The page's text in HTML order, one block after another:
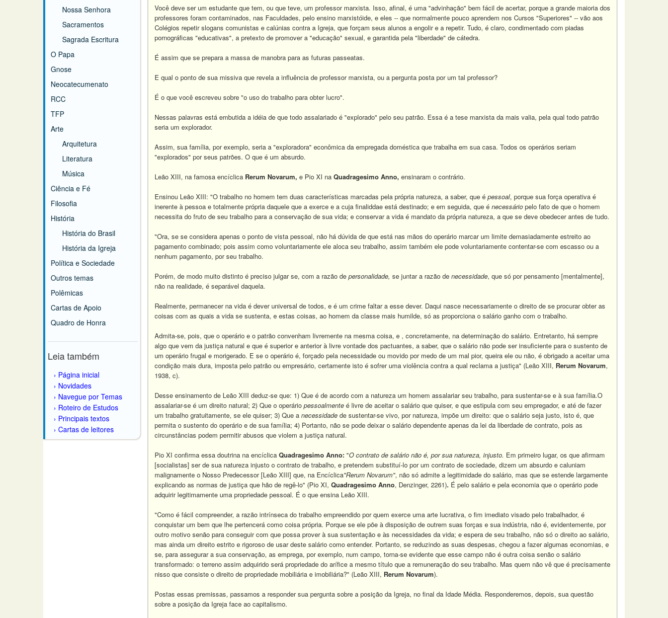
Nossa Senhora
Sacramentos
Sagrada Escritura
O Papa
Gnose
Neocatecumenato
RCC
TFP
Arte
Arquitetura
Literatura
Música
Ciência e Fé
Filosofia
História
História do Brasil
História da Igreja
Política e Sociedade
Outros temas
Polêmicas
Cartas de Apoio
Quadro de Honra
Leia também
Página inicial
Novidades
Navegue por Temas
Roteiro de Estudos
Principais textos
Cartas de leitores
Você deve ser um estudante que tem, ou que teve, um professor marxista. Isso, afinal, é uma "advinhação" bem fácil de acertar, porque a grande maioria dos
professores foram contaminados, nas Faculdades, pelo ensino marxistóide, e eles -- que normalmente pouco aprendem nos Cursos "Superiores" -- vão aos
Colégios repetir slogans comunistas e calúnias contra a Igreja, que forçam seus alunos a engolir e a repetir. Tudo, é claro, condimentado com piadas
pornográficas "educativas", a pretexto de promover a "educação" sexual, e garantida pela "liberdade" de cátedra.
É assim que se prepara a massa de manobra para as futuras passeatas.
E qual o ponto de sua missiva que revela a influência de professor marxista, ou a pergunta posta por um tal professor?
É o que você escreveu sobre "o uso do trabalho para obter lucro".
Nessas palavras está embutida a idéia de que todo assalariado é "explorado" pelo seu patrão. Essa é a tese marxista da mais valia, pela qual todo patrão
seria um explorador.
Assim, sua família, por exemplo, seria a "exploradora" econômica da empregada doméstica que trabalha em sua casa. Todos os operários seriam
"explorados" por seus patrões. O que é um absurdo.
Leão XIII, na famosa encíclica Rerum Novarum, e Pio XI na Quadragesimo Anno, ensinaram o contrário.
Ensinou Leão XIII: "O trabalho no homem tem duas características marcadas pela própria natureza, a saber, que é pessoal, porque sua força operativa é
inerente à pessoa e totalmente própria daquele que a exerce e a cuja finaliddae está destinado; e em seguida, que é necessário pelo fato de que o homem
necessita do fruto de seu trabalho para a conservação de sua vida; e conservar a vida é mandato da própria natureza, a que se deve obedecer antes de tudo.
"Ora, se se considera apenas o ponto de vista pessoal, não há dúvida de que está nas mãos do operário marcar um limite demasiadamente estreito ao
pagamento combinado; pois assim como voluntariamente ele aloca seu trabalho, assim também ele pode voluntariamente contentar-se com escasso ou a
nenhum pagamento, por seu trabalho.
Porém, de modo muito distinto é preciso julgar se, com a razão de personalidade, se juntar a razão de necessidade, que só por pensamento [mentalmente],
não na realidade, é separável daquela.
Realmente, permanecer na vida é dever universal de todos, e é um crime faltar a esse dever. Daqui nasce necessariamente o direito de se procurar obter as
coisas com as quais a vida se sustenta, e estas coisas, ao homem da classe mais humilde, só as proporciona o salário ganho com o trabalho.
Admita-se, pois, que o operário e o patrão convenham livremente na mesma coisa, e , concretamente, na determinação do salário. Entretanto, há sempre
algo que vem da justiça natural e que é superior e anterior à livre vontade dos pactuantes, a saber, que o salário não pode ser insuficiente para o sustento de
um operário frugal e morigerado. E se o operário é, forçado pela necessidade ou movido por medo de um mal pior, queira ele ou não, é obrigado a aceitar uma
condição mais dura, imposta pelo patrão ou empresário, certamente isto é sofrer uma violência contra a qual reclama a justiça" (Leão XIII, Rerum Novarum,
1938, c).
Desse ensinamento de Leão XIII deduz-se que: 1) Que é de acordo com a natureza um homem assalariar seu trabalho, para sustentar-se e à sua família.O
assalariar-se é um direito natural; 2) Que o operário pessoalmente é livre de aceitar o salário que quiser, e que estipula com seu empregador, e até de fazer
um trabalho gratuitamente, se ele quiser; 3) Que a necessidade de sustentar-se vivo, por natureza, impõe um direito: que o salário seja justo, isto é, que
permita o sustento do operário e de sua família; 4) Portanto, não se pode deixar o salário dependente apenas da lei da liberdade de contrato, pois as
circunstâncias podem permitir abusos que violem a justiça natural.
Pio XI confirma essa doutrina na encíclica Quadragesimo Anno: "O contrato de salário não é, por sua natureza, injusto. Em primeiro lugar, os que afirmam
[socialistas] ser de sua natureza injusto o contrato de trabalho, e pretendem substituí-lo por um contrato de sociedade, dizem um absurdo e caluniam
malignamente o Nosso Predecessor [Leão XIII] que, na Encíclica"Rerum Novarum", não só admite a legitimidade do salário, mas que se estende largamente
explicando as normas de justiça que hão de regê-lo" (Pio XI, Quadragesimo Anno, Denzinger, 2261). É pelo salário e pela economia que o operário pode
adquirir legitimamente uma propriedade pessoal. É o que ensina Leão XIII.
"Como é fácil compreender, a razão intrínseca do trabalho empreendido por quem exerce uma arte lucrativa, o fim imediato visado pelo trabalhador, é
conquistar um bem que lhe pertencerá como coisa própria. Porque se ele põe à disposição de outrem suas forças e sua indústria, não é, evidentemente, por
outro motivo senão para conseguir com que possa prover à sua sustentação e às necessidades da vida; e espera de seu trabalho, não só o direito ao salário,
mas ainda um direito estrito e rigoroso de usar deste salário como entender. Portanto, se reduzindo as suas despesas, chegou a fazer algumas economias, e
se, para assegurar a sua conservação, as emprega, por exemplo, num campo, torna-se evidente que esse campo não é outra coisa senão o salário
transformado: o terreno assim adquirido será propriedade do arífice a mesmo título que a remuneração do seu trabalho. Mas quem não vê que é precisamente
nisso que consiste o direito de propriedade mobiliária e imobiliária?" (Leão XIII, Rerum Novarum).
Postas essas premissas, passamos a responder sua pergunta sobre a posição da Igreja, no final da Idade Média. Responderemos, depois, sua questão
sobre a posição da Igreja face ao capitalismo.